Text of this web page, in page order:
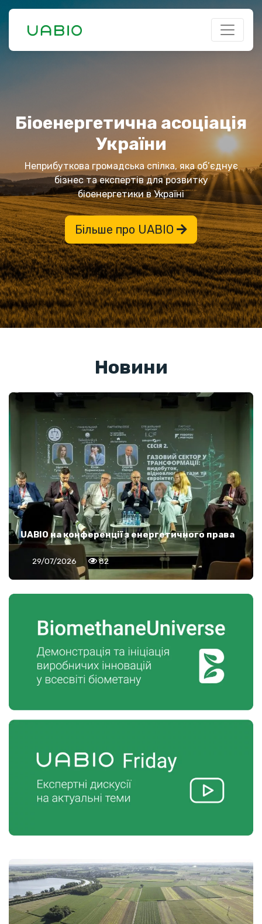
Біоенергетична асоціація
України
Неприбуткова громадська спілка, яка об’єднує
бізнес та експертів для розвитку
біоенергетики в Україні
Більше про UABIO
Новини
UABIO на конференції з енергетичного права
29/07/2026 82